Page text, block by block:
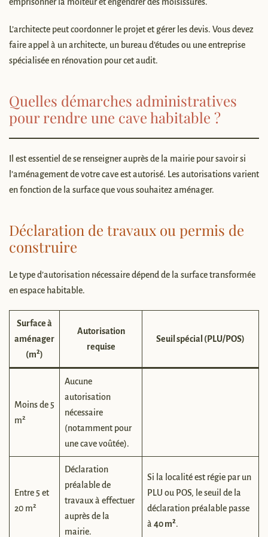
L’architecte peut coordonner le projet et gérer les devis. Vous devez
faire appel à un architecte, un bureau d’études ou une entreprise
spécialisée en rénovation pour cet audit.
Quelles démarches administratives
pour rendre une cave habitable ?
Il est essentiel de se renseigner auprès de la mairie pour savoir si
l’aménagement de votre cave est autorisé. Les autorisations varient
en fonction de la surface que vous souhaitez aménager.
Déclaration de travaux ou permis de
construire
Le type d’autorisation nécessaire dépend de la surface transformée
en espace habitable.
Surface à
aménager
(m²)
Autorisation
requise
Seuil spécial (PLU/POS)
Moins de 5
m²
Aucune
autorisation
nécessaire
(notamment pour
une cave voûtée).
Entre 5 et
20 m²
Déclaration
préalable de
travaux à effectuer
auprès de la
mairie.
Si la localité est régie par un
PLU ou POS, le seuil de la
déclaration préalable passe
à 40 m².